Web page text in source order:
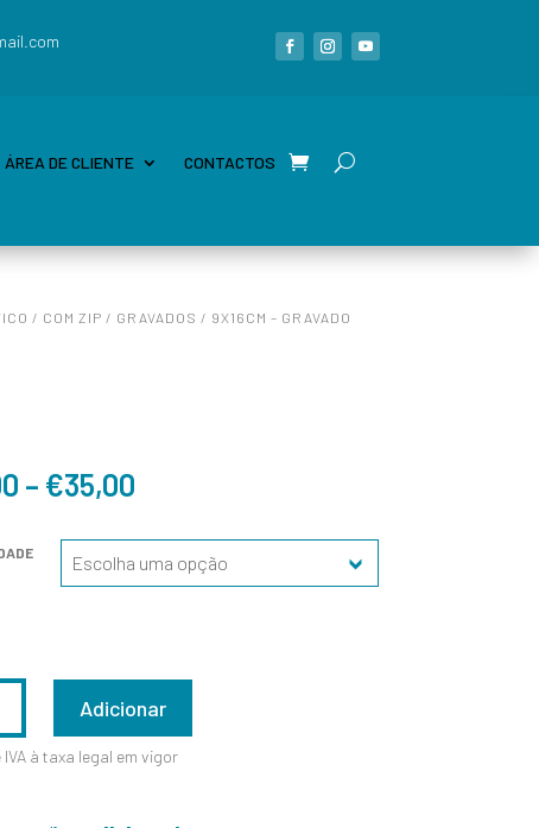
ÁREA DE CLIENTE CONTACTOS
/ COM ZIP / GRAVADOS / 9X16CM – GRAVADO
– €35,00
Adicionar
IVA à taxa legal em vigor